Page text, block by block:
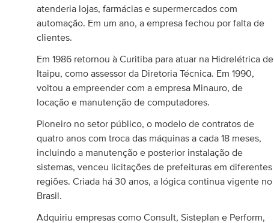
atenderia lojas, farmácias e supermercados com
automação. Em um ano, a empresa fechou por falta de
clientes.
Em 1986 retornou à Curitiba para atuar na Hidrelétrica de
Itaipu, como assessor da Diretoria Técnica. Em 1990,
voltou a empreender com a empresa Minauro, de
locação e manutenção de computadores.
Pioneiro no setor público, o modelo de contratos de
quatro anos com troca das máquinas a cada 18 meses,
incluindo a manutenção e posterior instalação de
sistemas, venceu licitações de prefeituras em diferentes
regiões. Criada há 30 anos, a lógica continua vigente no
Brasil.
Adquiriu empresas como Consult, Sisteplan e Perform,